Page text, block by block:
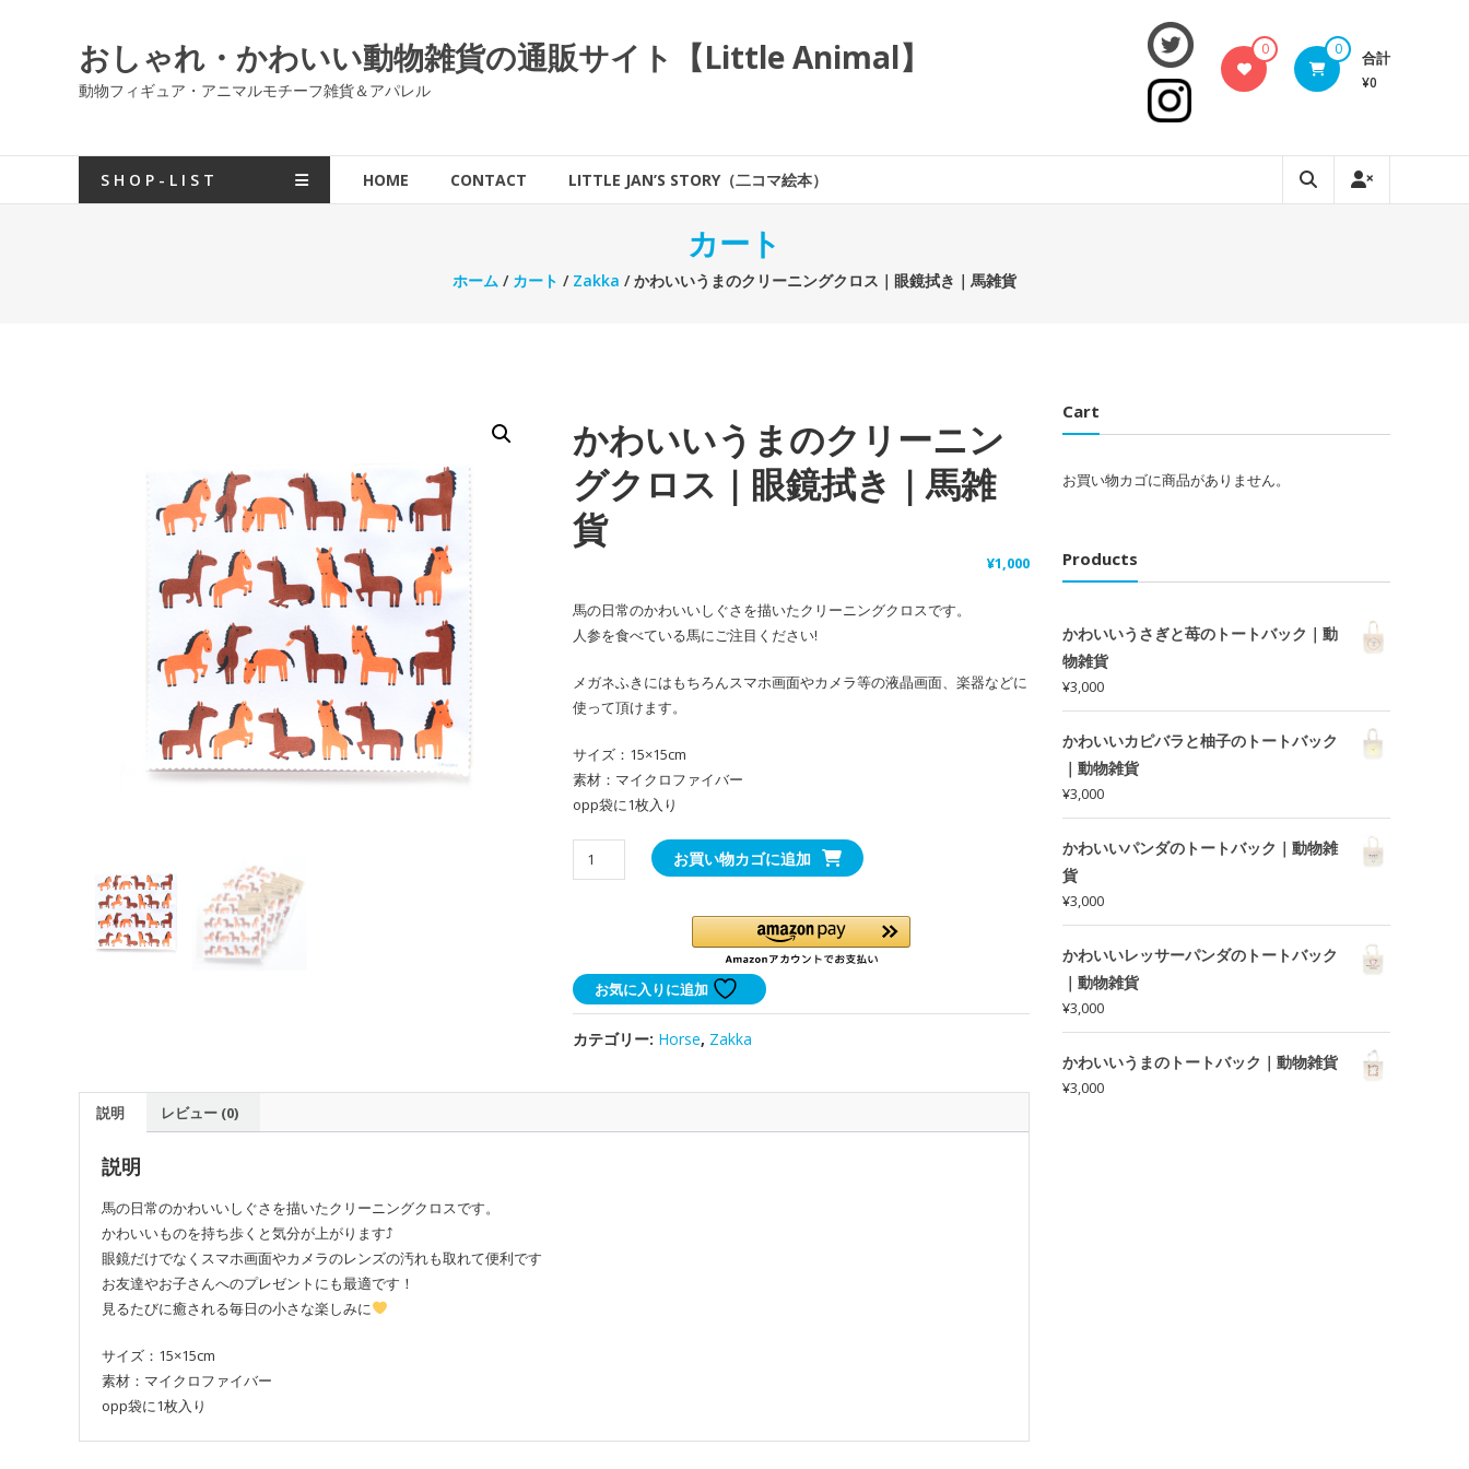
ス
おしゃれ・かわいい動物雑貨の通販サイト【Little Animal】
動物フィギュア・アニマルモチーフ雑貨＆アパレル
0 0 合計
¥0
S H O P - L I S T HOME CONTACT LITTLE JAN’S STORY（二コマ絵本）
カート
ホーム / カート / Zakka / かわいいうまのクリーニングクロス｜眼鏡拭き｜馬雑貨
かわいいうまのクリーニン
グクロス｜眼鏡拭き｜馬雑
貨
¥1,000
馬の日常のかわいいしぐさを描いたクリーニングクロスです。
人参を食べている馬にご注目ください!
メガネふきにはもちろんスマホ画面やカメラ等の液晶画面、楽器などに
使って頂けます。
サイズ：15×15cm
素材：マイクロファイバー
opp袋に1枚入り
わ
ま
の
リ
ン
お買い物カゴに追加
お気に入りに追加
カテゴリー: Horse, Zakka
説明 レビュー (0)
説明
馬の日常のかわいいしぐさを描いたクリーニングクロスです。
かわいいものを持ち歩くと気分が上がります⤴
眼鏡だけでなくスマホ画面やカメラのレンズの汚れも取れて便利です
お友達やお子さんへのプレゼントにも最適です！
見るたびに癒される毎日の小さな楽しみに
サイズ：15×15cm
素材：マイクロファイバー
opp袋に1枚入り
Cart
お買い物カゴに商品がありません。
Products
かわいいうさぎと苺のトートバック｜動
物雑貨
¥3,000
かわいいカピバラと柚子のトートバック
｜動物雑貨
¥3,000
かわいいパンダのトートバック｜動物雑
貨
¥3,000
かわいいレッサーパンダのトートバック
｜動物雑貨
¥3,000
かわいいうまのトートバック｜動物雑貨
¥3,000